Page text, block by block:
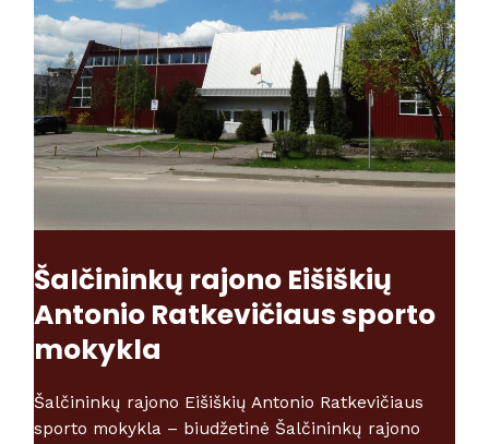
Šalčininkų rajono Eišiškių
Antonio Ratkevičiaus sporto
mokykla
Šalčininkų rajono Eišiškių Antonio Ratkevičiaus
sporto mokykla – biudžetinė Šalčininkų rajono